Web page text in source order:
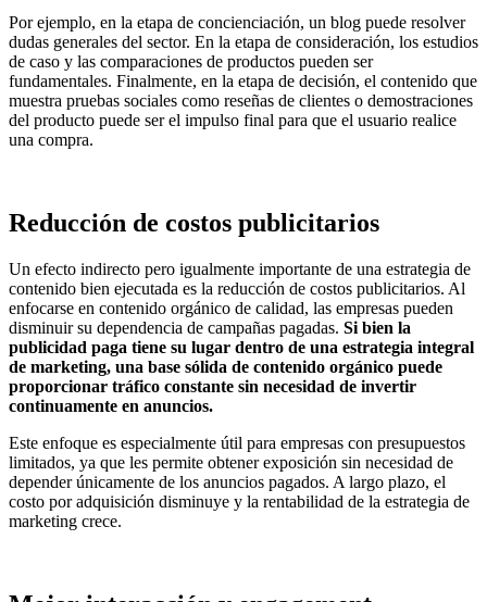
Por ejemplo, en la etapa de concienciación, un blog puede resolver
dudas generales del sector. En la etapa de consideración, los estudios
de caso y las comparaciones de productos pueden ser
fundamentales. Finalmente, en la etapa de decisión, el contenido que
muestra pruebas sociales como reseñas de clientes o demostraciones
del producto puede ser el impulso final para que el usuario realice
una compra.
Reducción de costos publicitarios
Un efecto indirecto pero igualmente importante de una estrategia de
contenido bien ejecutada es la reducción de costos publicitarios. Al
enfocarse en contenido orgánico de calidad, las empresas pueden
disminuir su dependencia de campañas pagadas. Si bien la
publicidad paga tiene su lugar dentro de una estrategia integral
de marketing, una base sólida de contenido orgánico puede
proporcionar tráfico constante sin necesidad de invertir
continuamente en anuncios.
Este enfoque es especialmente útil para empresas con presupuestos
limitados, ya que les permite obtener exposición sin necesidad de
depender únicamente de los anuncios pagados. A largo plazo, el
costo por adquisición disminuye y la rentabilidad de la estrategia de
marketing crece.